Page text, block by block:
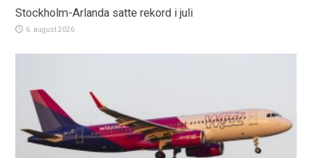
Stockholm-Arlanda satte rekord i juli
6. august 2026